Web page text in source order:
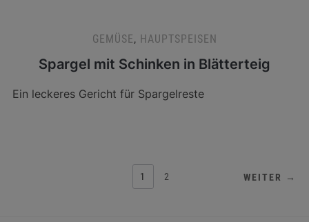
GEMÜSE, HAUPTSPEISEN
Spargel mit Schinken in Blätterteig
Ein leckeres Gericht für Spargelreste
BEITRAGSNAVIGATION
1 2 WEITER →